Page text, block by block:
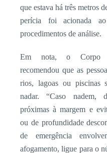
que estava há três metros
perícia foi acionada
procedimentos de análise.
Em nota, o Corpo
recomendou que as
rios, lagoas ou piscinas
nadar. “Caso nadem,
próximas à margem e
ou de profundidade
de emergência
afogamento, ligue para o